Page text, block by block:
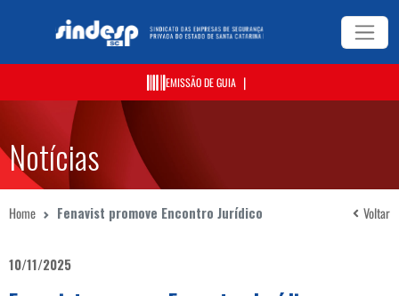
EMISSÃO DE GUIA |
Notícias
Home Fenavist promove Encontro Jurídico Voltar
10/11/2025